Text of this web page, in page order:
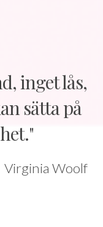
inget lås,
sätta på
Virginia Woolf